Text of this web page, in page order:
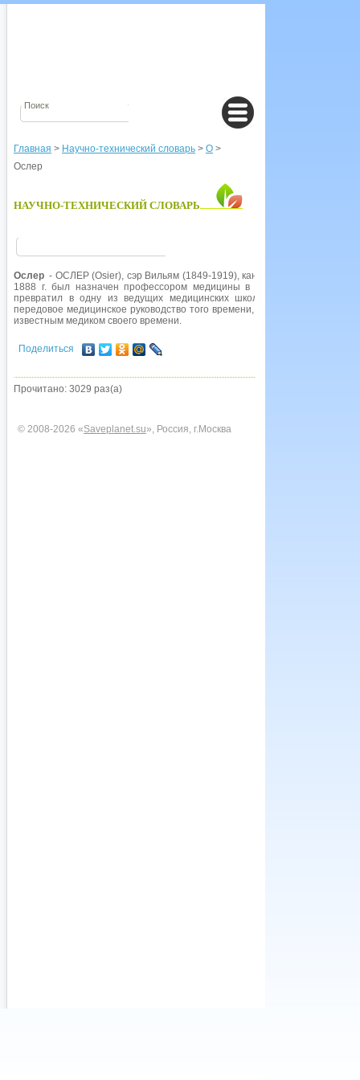
Главная > Научно-технический словарь > О >
Ослер
НАУЧНО-ТЕХНИЧЕСКИЙ СЛОВАРЬ
Ослер - ОСЛЕР (Osier), сэр Вильям (1849-1919), канадский врач. Первым
1888 г. был назначен профессором медицины в Университет им.
превратил в одну из ведущих медицинских школ. Ослер написал
передовое медицинское руководство того времени, переиздающееся и
известным медиком своего времени.
Поделиться
Прочитано: 3029 раз(а)
© 2008-2026 «Saveplanet.su», Россия, г.Москва